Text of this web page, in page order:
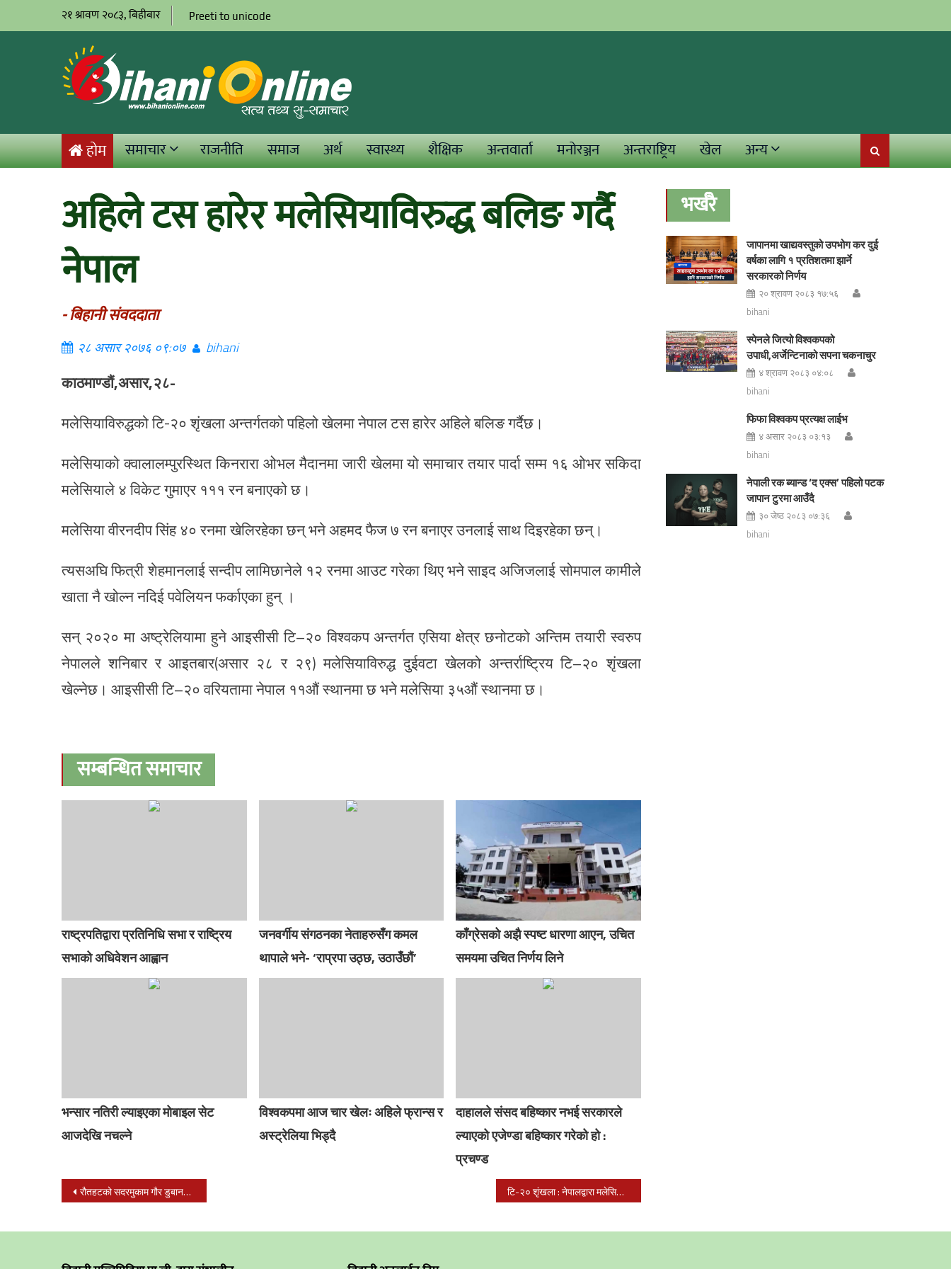
२१ श्रावण २०८३, बिहीबार Preeti to unicode
होम समाचार राजनीति समाज अर्थ स्वास्थ्य शैक्षिक अन्तवार्ता मनोरञ्जन अन्तराष्ट्रिय खेल अन्य
अहिले टस हारेर मलेसियाविरुद्ध बलिङ गर्दै
नेपाल
- बिहानी संवददाता
२८ असार २०७६ ०९:०७ bihani
काठमाण्डौं,असार,२८-
मलेसियाविरुद्धको टि-२० शृंखला अन्तर्गतको पहिलो खेलमा नेपाल टस हारेर अहिले बलिङ गर्दैछ।
मलेसियाको क्वालालम्पुरस्थित किनरारा ओभल मैदानमा जारी खेलमा यो समाचार तयार पार्दा सम्म १६ ओभर सकिदा
मलेसियाले ४ विकेट गुमाएर १११ रन बनाएको छ।
मलेसिया वीरनदीप सिंह ४० रनमा खेलिरहेका छन् भने अहमद फैज ७ रन बनाएर उनलाई साथ दिइरहेका छन्।
त्यसअघि फित्री शेहमानलाई सन्दीप लामिछानेले १२ रनमा आउट गरेका थिए भने साइद अजिजलाई सोमपाल कामीले
खाता नै खोल्न नदिई पवेलियन फर्काएका हुन् ।
सन् २०२० मा अष्ट्रेलियामा हुने आइसीसी टि–२० विश्वकप अन्तर्गत एसिया क्षेत्र छनोटको अन्तिम तयारी स्वरुप
नेपालले शनिबार र आइतबार(असार २८ र २९) मलेसियाविरुद्ध दुईवटा खेलको अन्तर्राष्ट्रिय टि–२० शृंखला
खेल्नेछ। आइसीसी टि–२० वरियतामा नेपाल ११औं स्थानमा छ भने मलेसिया ३५औं स्थानमा छ।
सम्बन्धित समाचार
राष्ट्रपतिद्वारा प्रतिनिधि सभा र राष्ट्रिय
सभाको अधिवेशन आह्वान
जनवर्गीय संगठनका नेताहरुसँग कमल
थापाले भने- ‘राप्रपा उठ्छ, उठाउँछौं’
काँग्रेसको अझै स्पष्ट धारणा आएन, उचित
समयमा उचित निर्णय लिने
भन्सार नतिरी ल्याइएका मोबाइल सेट
आजदेखि नचल्ने
विश्वकपमा आज चार खेलः अहिले फ्रान्स र
अस्ट्रेलिया भिड्दै
दाहालले संसद बहिष्कार नभई सरकारले
ल्याएको एजेण्डा बहिष्कार गरेको हो :
प्रचण्ड
Post
रौतहटको सदरमुकाम गौर डुबानमा : १० फिट भन्दा बढी पानी टि-२० शृंखला : नेपालद्वारा मलेसिया ७ विकेटले पराजित
भर्खरै
जापानमा खाद्यवस्तुको उपभोग कर दुई
वर्षका लागि १ प्रतिशतमा झार्ने
सरकारको निर्णय
२० श्रावण २०८३ १७:५६
bihani
स्पेनले जित्यो विश्वकपको
उपाधी,अर्जेन्टिनाको सपना चकनाचुर
४ श्रावण २०८३ ०४:०८
bihani
फिफा विश्वकप प्रत्यक्ष लाईभ
४ असार २०८३ ०३:१३
bihani
नेपाली रक ब्यान्ड ‘द एक्स’ पहिलो पटक
जापान टुरमा आउँदै
३० जेष्ठ २०८३ ०७:३६
bihani